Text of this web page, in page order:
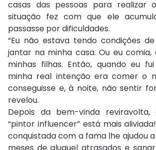
casas das pessoas para realizar
situação fez com que ele
passasse por dificuldades.
“Eu não estava tendo condições
jantar na minha casa. Ou eu comia,
minhas filhas. Então, quando eu
minha real intenção era comer o
conseguisse e, à noite, não sentir
revelou.
Depois da bem-vinda
“pintor influencer” está mais
conquistada com a fama lhe ajudou